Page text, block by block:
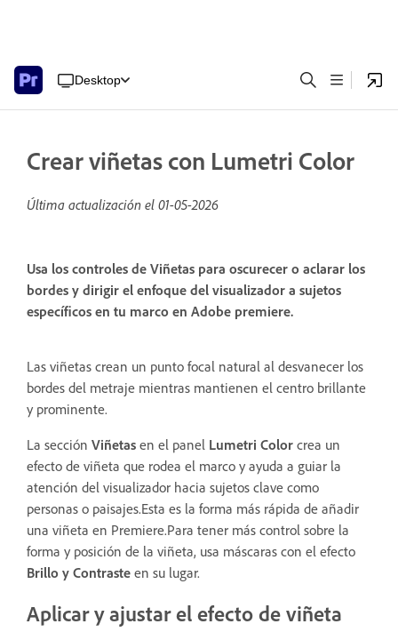
Desktop
Crear viñetas con Lumetri Color
Última actualización el 01-05-2026
Usa los controles de Viñetas para oscurecer o aclarar los
bordes y dirigir el enfoque del visualizador a sujetos
específicos en tu marco en Adobe premiere.
Las viñetas crean un punto focal natural al desvanecer los
bordes del metraje mientras mantienen el centro brillante
y prominente.
La sección Viñetas en el panel Lumetri Color crea un
efecto de viñeta que rodea el marco y ayuda a guiar la
atención del visualizador hacia sujetos clave como
personas o paisajes.Esta es la forma más rápida de añadir
una viñeta en Premiere.Para tener más control sobre la
forma y posición de la viñeta, usa máscaras con el efecto
Brillo y Contraste en su lugar.
Aplicar y ajustar el efecto de viñeta